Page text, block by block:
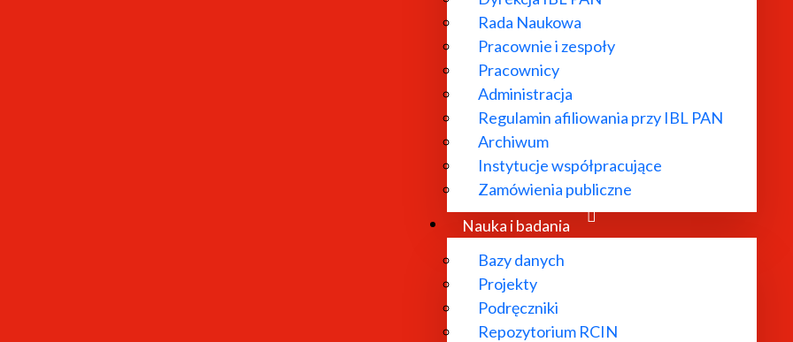
Rada Naukowa
Pracownie i zespoły
Pracownicy
Administracja
Regulamin afiliowania przy IBL PAN
Archiwum
Instytucje współpracujące
Zamówienia publiczne
Nauka i badania
Bazy danych
Projekty
Podręczniki
Repozytorium RCIN
Projekt dofinansowany ze środków budżetu państwa, przyznanych przez Minister nauki i
„Narodowy Program Rozwoju Humanistyki” (numer projektu: NPRH/DN/SP/0145/2024/14)